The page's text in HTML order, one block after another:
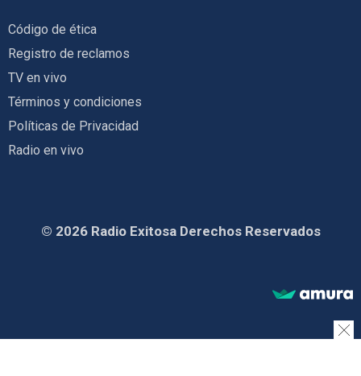
Código de ética
Registro de reclamos
TV en vivo
Términos y condiciones
Políticas de Privacidad
Radio en vivo
© 2026 Radio Exitosa Derechos Reservados